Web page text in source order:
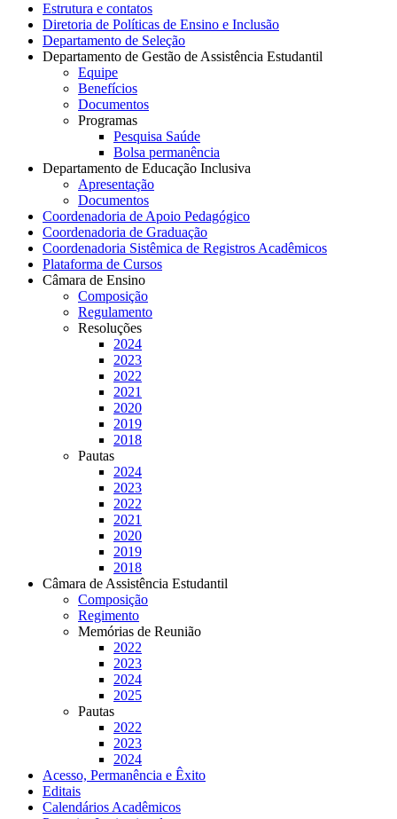
Estrutura e contatos
Diretoria de Políticas de Ensino e Inclusão
Departamento de Seleção
Departamento de Gestão de Assistência Estudantil
Equipe
Benefícios
Documentos
Programas
Pesquisa Saúde
Bolsa permanência
Departamento de Educação Inclusiva
Apresentação
Documentos
Coordenadoria de Apoio Pedagógico
Coordenadoria de Graduação
Coordenadoria Sistêmica de Registros Acadêmicos
Plataforma de Cursos
Câmara de Ensino
Composição
Regulamento
Resoluções
2024
2023
2022
2021
2020
2019
2018
Pautas
2024
2023
2022
2021
2020
2019
2018
Câmara de Assistência Estudantil
Composição
Regimento
Memórias de Reunião
2022
2023
2024
2025
Pautas
2022
2023
2024
Acesso, Permanência e Êxito
Editais
Calendários Acadêmicos